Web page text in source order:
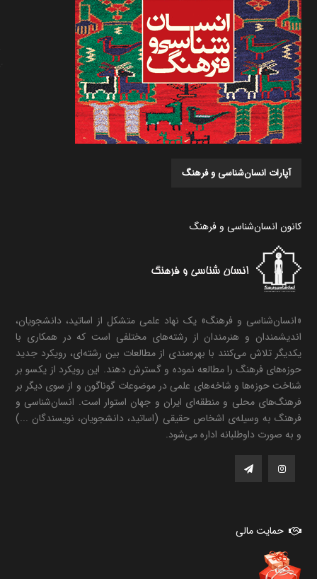
آپارات انسان‌شناسی و فرهنگ
کانون انسان‌شناسی و فرهنگ
«انسان‌شناسی و فرهنگ» یک نهاد علمی متشکل از اساتید، دانشجویان،
اندیشمندان و هنرمندان از رشته‌های مختلفی است که در همکاری با
یکدیگر تلاش می‌کنند با بهره‌مندی از مطالعات بین رشته‌ای، رویکرد جدید
حوزه‌های فرهنگ را مطالعه نموده و گسترش دهند. این رویکرد از یکسو بر
شناخت حوزه‌ها و شاخه‌های علمی در موضوعات گوناگون و از سوی دیگر بر
فرهنگ‌های محلی و منطقه‌ای ایران و جهان استوار است. انسان‌شناسی و
فرهنگ به وسیله‌ی اشخاص حقیقی (اساتید، دانشجویان، نویسندگان ...)
و به صورت داوطلبانه اداره می‌شود.
حمایت مالی